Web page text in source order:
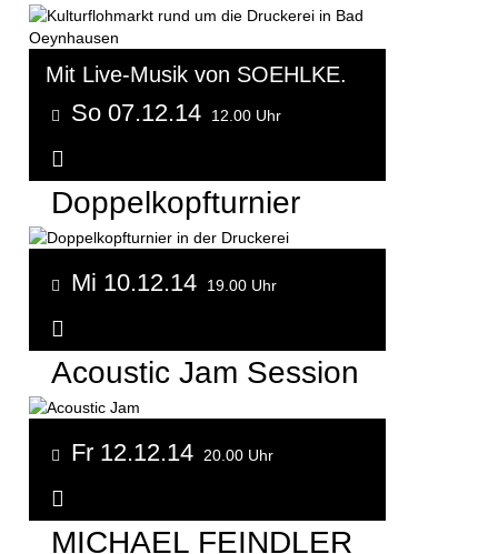
Mit Live-Musik von SOEHLKE.
So 07.12.14 12.00 Uhr
Doppelkopfturnier
Mi 10.12.14 19.00 Uhr
Acoustic Jam Session
Fr 12.12.14 20.00 Uhr
MICHAEL FEINDLER